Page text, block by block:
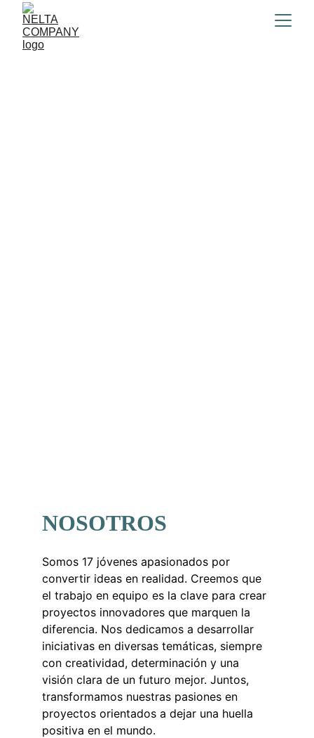
NOSOTROS
Somos 17 jóvenes apasionados por
convertir ideas en realidad. Creemos que
el trabajo en equipo es la clave para crear
proyectos innovadores que marquen la
diferencia. Nos dedicamos a desarrollar
iniciativas en diversas temáticas, siempre
con creatividad, determinación y una
visión clara de un futuro mejor. Juntos,
transformamos nuestras pasiones en
proyectos orientados a dejar una huella
positiva en el mundo.